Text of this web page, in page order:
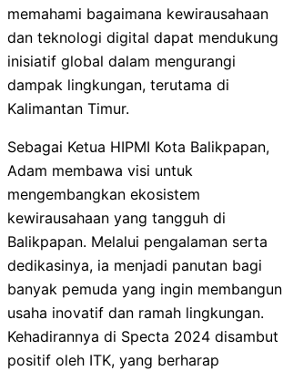
memahami bagaimana kewirausahaan
dan teknologi digital dapat mendukung
inisiatif global dalam mengurangi
dampak lingkungan, terutama di
Kalimantan Timur.
Sebagai Ketua HIPMI Kota Balikpapan,
Adam membawa visi untuk
mengembangkan ekosistem
kewirausahaan yang tangguh di
Balikpapan. Melalui pengalaman serta
dedikasinya, ia menjadi panutan bagi
banyak pemuda yang ingin membangun
usaha inovatif dan ramah lingkungan.
Kehadirannya di Specta 2024 disambut
positif oleh ITK, yang berharap